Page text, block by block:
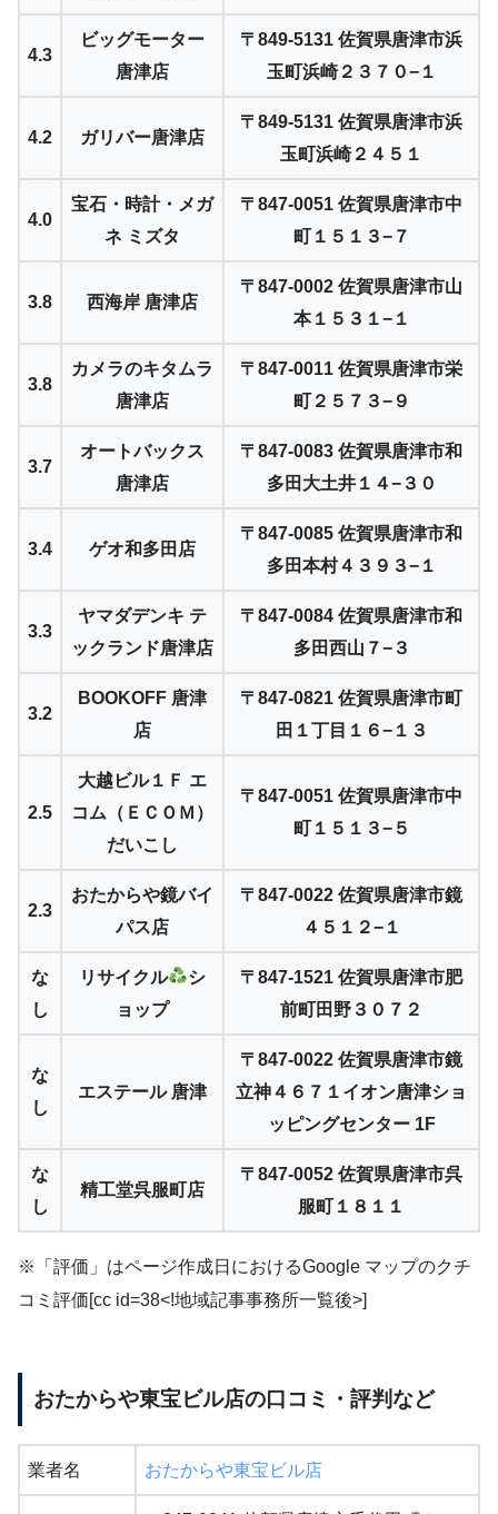
4.3
ビッグモーター
唐津店
〒849-5131 佐賀県唐津市浜
玉町浜崎２３７０−１
4.2 ガリバー唐津店
〒849-5131 佐賀県唐津市浜
玉町浜崎２４５１
4.0
宝石・時計・メガ
ネ ミズタ
〒847-0051 佐賀県唐津市中
町１５１３−７
3.8 西海岸 唐津店
〒847-0002 佐賀県唐津市山
本１５３１−１
3.8
カメラのキタムラ
唐津店
〒847-0011 佐賀県唐津市栄
町２５７３−９
3.7
オートバックス
唐津店
〒847-0083 佐賀県唐津市和
多田大土井１４−３０
3.4 ゲオ和多田店
〒847-0085 佐賀県唐津市和
多田本村４３９３−１
3.3
ヤマダデンキ テ
ックランド唐津店
〒847-0084 佐賀県唐津市和
多田西山７−３
3.2
BOOKOFF 唐津
店
〒847-0821 佐賀県唐津市町
田１丁目１６−１３
2.5
大越ビル１Ｆ エ
コム（ＥＣＯＭ）
だいこし
〒847-0051 佐賀県唐津市中
町１５１３−５
2.3
おたからや鏡バイ
パス店
〒847-0022 佐賀県唐津市鏡
４５１２−１
な
し
リサイクル
シ
ョップ
〒847-1521 佐賀県唐津市肥
前町田野３０７２
な
し
エステール 唐津
〒847-0022 佐賀県唐津市鏡
立神４６７１イオン唐津ショ
ッピングセンター 1F
な
し
精工堂呉服町店
〒847-0052 佐賀県唐津市呉
服町１８１１
※「評価」はページ作成日におけるGoogle マップのクチ
コミ評価[cc id=38<!地域記事事務所一覧後>]
おたからや東宝ビル店の口コミ・評判など
業者名 おたからや東宝ビル店